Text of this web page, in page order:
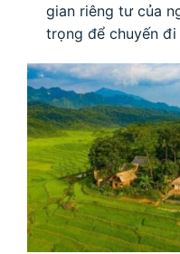
gian riêng tư của
trọng để chuyến